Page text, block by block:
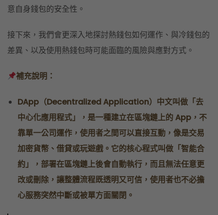
意自身錢包的安全性。
接下來，我們會更深入地探討熱錢包如何運作、與冷錢包的
差異、以及使用熱錢包時可能面臨的風險與應對方式。
補充說明：
DApp（Decentralized Application）中文叫做「去
中心化應用程式」，是一種建立在區塊鏈上的 App，不
靠單一公司運作，使用者之間可以直接互動，像是交易
加密貨幣、借貸或玩遊戲。它的核心程式叫做「智能合
約」，部署在區塊鏈上後會自動執行，而且無法任意更
改或刪除，讓整體流程既透明又可信，使用者也不必擔
心服務突然中斷或被單方面關閉。